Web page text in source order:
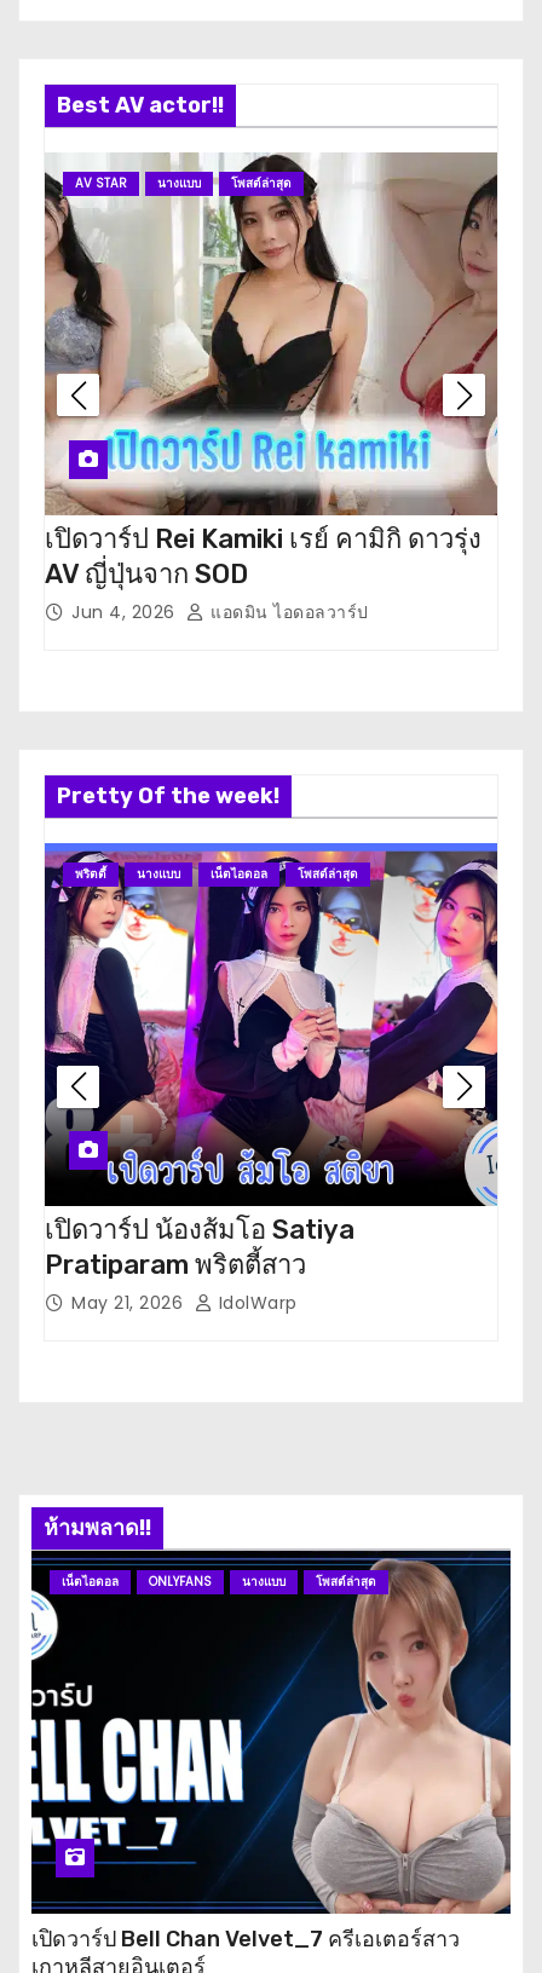
Best AV actor!!
AV STAR นางแบบ โพสต์ล่าสุด
เปิดวาร์ป Rei Kamiki เรย์ คามิกิ ดาวรุ่ง
AV ญี่ปุ่นจาก SOD
Jun 4, 2026 แอดมิน ไอดอลวาร์ป
Pretty Of the week!
พริตตี้ นางแบบ เน็ตไอดอล โพสต์ล่าสุด
เปิดวาร์ป น้องส้มโอ Satiya
Pratiparam พริตตี้สาว
May 21, 2026 IdolWarp
ห้ามพลาด!!
เน็ตไอดอล ONLYFANS นางแบบ โพสต์ล่าสุด
เปิดวาร์ป Bell Chan Velvet_7 ครีเอเตอร์สาว
เกาหลีสายอินเตอร์